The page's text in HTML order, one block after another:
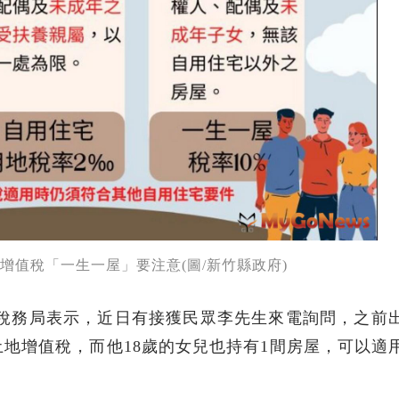
值稅「一生一屋」要注意(圖/新竹縣政府)
務局表示，近日有接獲民眾李先生來電詢問，之前
增值稅，而他18歲的女兒也持有1間房屋，可以適